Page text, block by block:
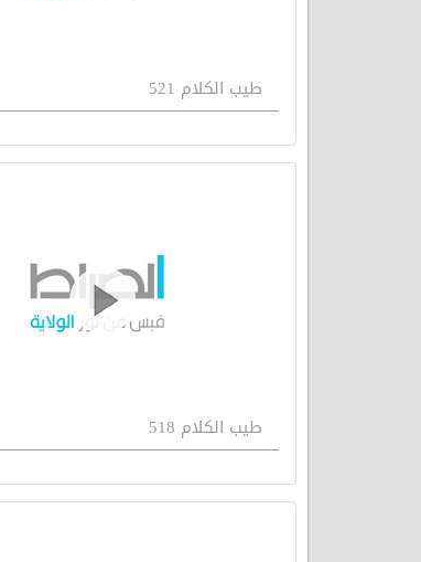
طيب الكلام 521
طيب الكلام 518